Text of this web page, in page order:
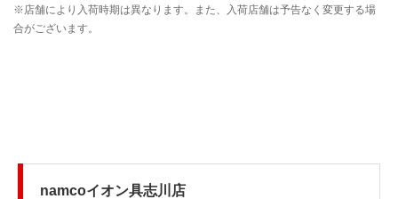
namcoイオン具志川店